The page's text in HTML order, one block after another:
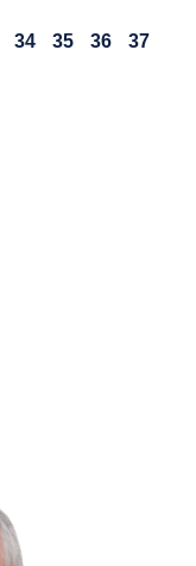
34 35 36 37